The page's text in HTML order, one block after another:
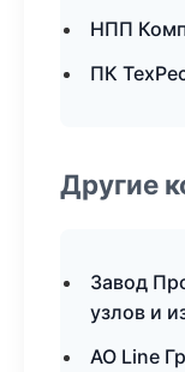
НПП
ПК
Другие
Завод
узлов и
АО Line